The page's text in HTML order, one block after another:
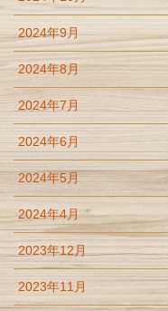
2024年9月
2024年8月
2024年7月
2024年6月
2024年5月
2024年4月
2023年12月
2023年11月